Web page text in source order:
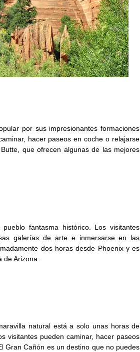
por sus impresionantes formaciones
hacer paseos en coche o relajarse
que ofrecen algunas de las mejores
fantasma histórico. Los visitantes
galerías de arte e inmersarse en las
dos horas desde Phoenix y es
Arizona.
natural está a solo unas horas de
visitantes pueden caminar, hacer paseos
Gran Cañón es un destino que no puedes